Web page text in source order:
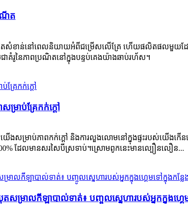
ណីត
ខាន់នៅពេលនិយាយអំពីជម្រើសលើគ្រែ ហើយផលិតផលមួយដែល
ាគំរូនៃភាពប្រណិតនៅក្នុងបន្ទប់គេងយ៉ាងឆាប់រហ័ស។
ម្រាប់គ្រែកក់ក្ដៅ
ើងសម្រាប់ភាពកក់ក្តៅ និងការលួងលោមនៅក្នុងផ្ទះរបស់យើងក
ដែលមានសរសៃបីស្រទាប់។ស្រោម​ពូក​នេះ​មាន​ល្បឿន​លឿន...
រាលកីឡាបាល់ទាត់៖ បញ្ចូលស្នេហារបស់អ្នកក្នុងហ្គេម